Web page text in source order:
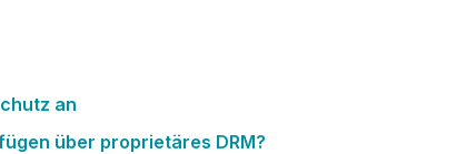
an
über proprietäres DRM?